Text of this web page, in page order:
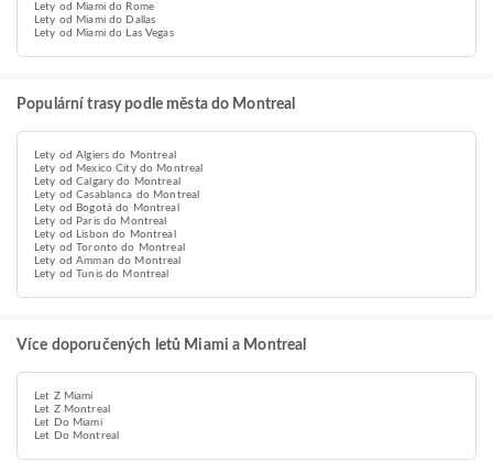
Lety od Miami do Rome
Lety od Miami do Dallas
Lety od Miami do Las Vegas
Populární trasy podle města do Montreal
Lety od Algiers do Montreal
Lety od Mexico City do Montreal
Lety od Calgary do Montreal
Lety od Casablanca do Montreal
Lety od Bogotá do Montreal
Lety od Paris do Montreal
Lety od Lisbon do Montreal
Lety od Toronto do Montreal
Lety od Amman do Montreal
Lety od Tunis do Montreal
Více doporučených letů Miami a Montreal
Let Z Miami
Let Z Montreal
Let Do Miami
Let Do Montreal